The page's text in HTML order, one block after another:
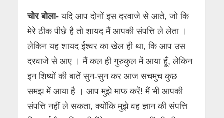
चोर बोला- यदि आप दोनों इस दरवाजे से आते, जो कि
मेरे ठीक पीछे है तो शायद मैं आपकी संपत्ति ले लेता ।
लेकिन यह शायद ईश्वर का खेल ही था, कि आप उस
दरवाजे से आए । मैं कल ही गुरुकुल में आया हूंँ, लेकिन
इन शिष्यों की बातें सुन-सुन कर आज सचमुच कुछ
समझ में आया है । आप मुझे माफ करें! मैं भी आपकी
संपत्ति नहीं ले सकता, क्योंकि मुझे वह ज्ञान की संपत्ति